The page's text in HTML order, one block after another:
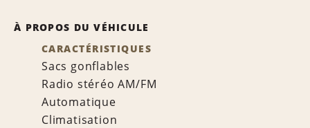
À PROPOS DU VÉHICULE
CARACTÉRISTIQUES
Sacs gonflables
Radio stéréo AM/FM
Automatique
Climatisation